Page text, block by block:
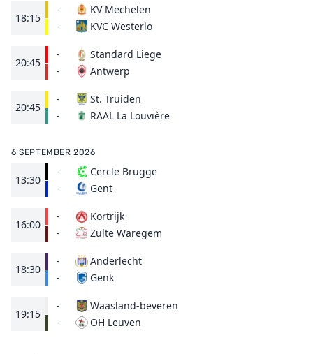
18:15
-
-
KV Mechelen
KVC Westerlo
20:45
-
-
Standard Liege
Antwerp
20:45
-
-
St. Truiden
RAAL La Louvière
6 SEPTEMBER 2026
13:30
-
-
Cercle Brugge
Gent
16:00
-
-
Kortrijk
Zulte Waregem
18:30
-
-
Anderlecht
Genk
19:15
-
-
Waasland-beveren
OH Leuven